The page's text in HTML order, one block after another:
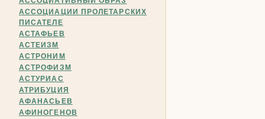
АССОЦИАЦИИ ПРОЛЕТАРСКИХ
ПИСАТЕЛЕ
АСТАФЬЕВ
АСТЕИЗМ
АСТРОНИМ
АСТРОФИЗМ
АСТУРИАС
АТРИБУЦИЯ
АФАНАСЬЕВ
АФИНОГЕНОВ